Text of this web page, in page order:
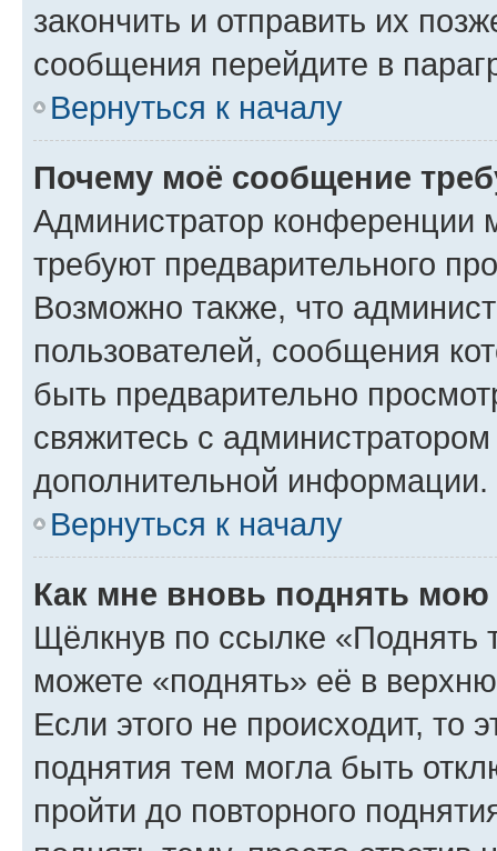
закончить и отправить их
сообщения перейдите в
Вернуться к началу
Почему моё сообщение
Администратор конференции
требуют предварительного
Возможно также, что
пользователей, сообщения
быть предварительно
свяжитесь с
дополнительной информации.
Вернуться к началу
Как мне вновь поднять мою
Щёлкнув по ссылке «Поднять
можете «поднять» её в
Если этого не происходит, то
поднятия тем могла быть
пройти до повторного